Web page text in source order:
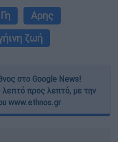
Γη
Αρης
ζωή
στο Google News!
λεπτό προς λεπτό, με την
www.ethnos.gr